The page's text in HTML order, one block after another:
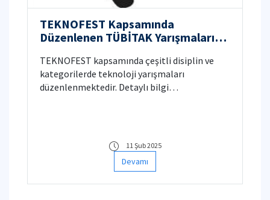
TEKNOFEST Kapsamında
Düzenlenen TÜBİTAK Yarışmaları
TEKNOFEST kapsamında çeşitli disiplin ve
kategorilerde teknoloji yarışmaları
düzenlenmektedir. Detaylı bilgi
11 Şub 2025
Devamı